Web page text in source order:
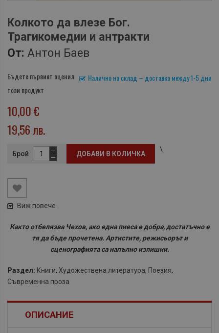
Колкото да влезе Бог.
Трагикомедии и антракти
От: Антон Баев
Налично на склад – доставка между 1-5 дни
Бъдете първият оценил
този продукт
10,00 €
19,56 лв.
Брой ДОБАВИ В КОЛИЧКА
\
Виж повече
Както отбелязва Чехов, ако една пиеса е добра, достатъчно е
тя да бъде прочетена. Артистите, режисьорът и
сценографията са напълно излишни.
Раздел: Книги, Художествена литература, Поезия,
Съвременна проза
ОПИСАНИЕ